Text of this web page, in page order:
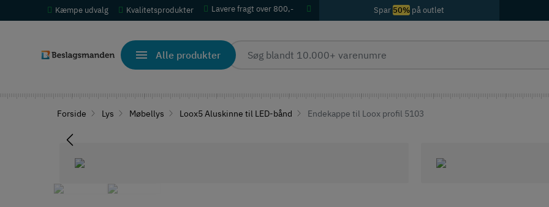
Kæmpe udvalg Kvalitetsprodukter Lavere fragt over 800,- Spar 50% på outlet
Alle produkter
Forside Lys Møbellys Loox5 Aluskinne til LED-bånd Endekappe til Loox profil 5103